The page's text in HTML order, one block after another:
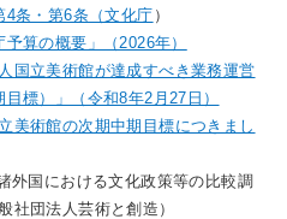
4条・第6条（文化庁 ）
算の概要」（2026年）
国立美術館が達成すべき業務運営
標）」（令和8年2月27日）
美術館の次期中期目標につきまし
外国における文化政策等の比較調
社団法人芸術と創造）